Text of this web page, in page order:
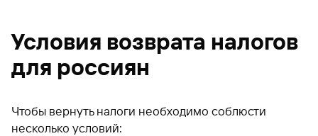
Условия возврата налогов
для россиян
Чтобы вернуть налоги необходимо соблюсти
несколько условий: